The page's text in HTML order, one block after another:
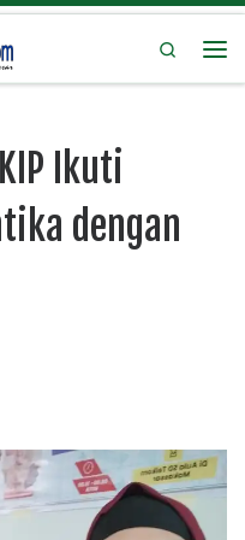
Search
Ikuti
dengan